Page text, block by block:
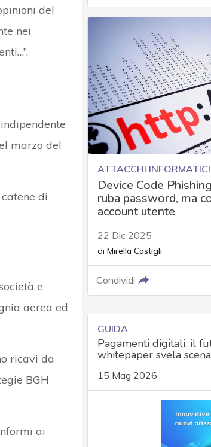
del
nei
marzo del
di
e
aerea ed
ricavi da
BGH
ai
ATTACCHI INFORMATICI
Device Code
ruba password, ma
account utente
22 Dic 2025
di Mirella Castigli
Condividi
GUIDA
Pagamenti digitali, il
whitepaper svela
15 Mag 2026